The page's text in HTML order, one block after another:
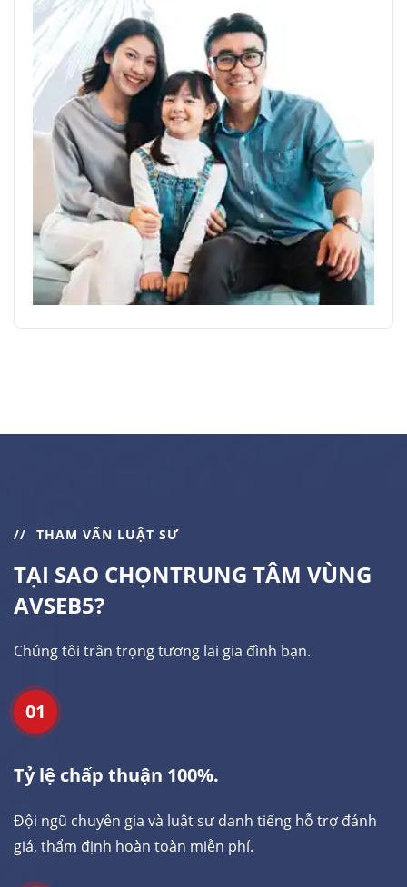
THAM VẤN LUẬT SƯ
TẠI SAO CHỌNTRUNG TÂM VÙNG
AVSEB5?
Chúng tôi trân trọng tương lai gia đình bạn.
01
Tỷ lệ chấp thuận 100%.
Đội ngũ chuyên gia và luật sư danh tiếng hỗ trợ đánh
giá, thẩm định hoàn toàn miễn phí.